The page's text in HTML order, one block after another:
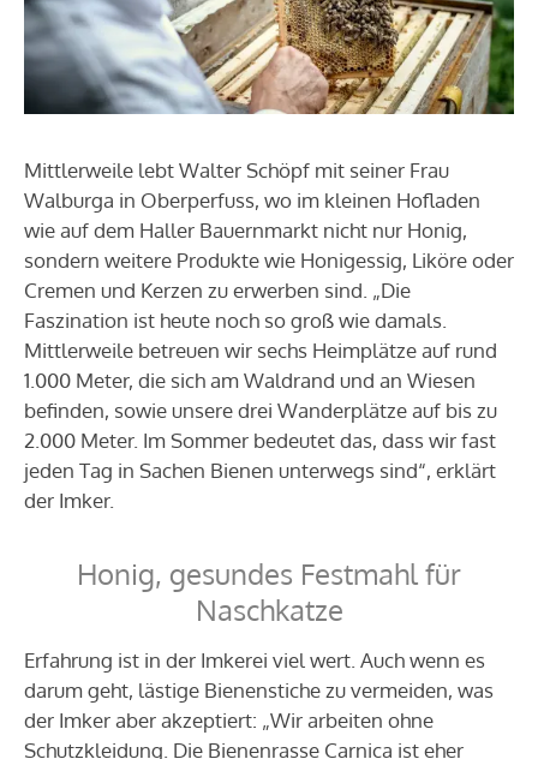
Mittlerweile lebt Walter Schöpf mit seiner Frau
Walburga in Oberperfuss, wo im kleinen Hofladen
wie auf dem Haller Bauernmarkt nicht nur Honig,
sondern weitere Produkte wie Honigessig, Liköre oder
Cremen und Kerzen zu erwerben sind. „Die
Faszination ist heute noch so groß wie damals.
Mittlerweile betreuen wir sechs Heimplätze auf rund
1.000 Meter, die sich am Waldrand und an Wiesen
befinden, sowie unsere drei Wanderplätze auf bis zu
2.000 Meter. Im Sommer bedeutet das, dass wir fast
jeden Tag in Sachen Bienen unterwegs sind“, erklärt
der Imker.
Honig, gesundes Festmahl für
Naschkatze
Erfahrung ist in der Imkerei viel wert. Auch wenn es
darum geht, lästige Bienenstiche zu vermeiden, was
der Imker aber akzeptiert: „Wir arbeiten ohne
Schutzkleidung. Die Bienenrasse Carnica ist eher